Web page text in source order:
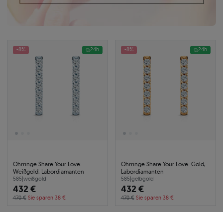
-8% 24h
Ohrringe Share Your Love:
Weißgold, Labordiamanten
585|weißgold
432 €
470 € Sie sparen 38 €
-8% 24h
Ohrringe Share Your Love: Gold,
Labordiamanten
585|gelbgold
432 €
470 € Sie sparen 38 €